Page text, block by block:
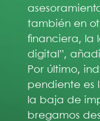
también en
financiera, la
digital”,
Por último,
pendiente es
la baja de
bregamos